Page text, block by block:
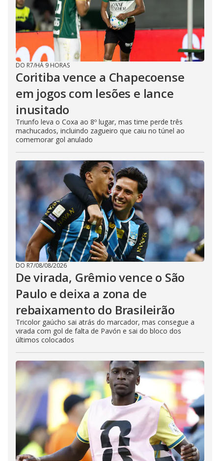
DO R7/HÁ 9 HORAS
Coritiba vence a Chapecoense
em jogos com lesões e lance
inusitado
Triunfo leva o Coxa ao 8º lugar, mas time perde três
machucados, incluindo zagueiro que caiu no túnel ao
comemorar gol anulado
DO R7/08/08/2026
De virada, Grêmio vence o São
Paulo e deixa a zona de
rebaixamento do Brasileirão
Tricolor gaúcho sai atrás do marcador, mas consegue a
virada com gol de falta de Pavón e sai do bloco dos
últimos colocados